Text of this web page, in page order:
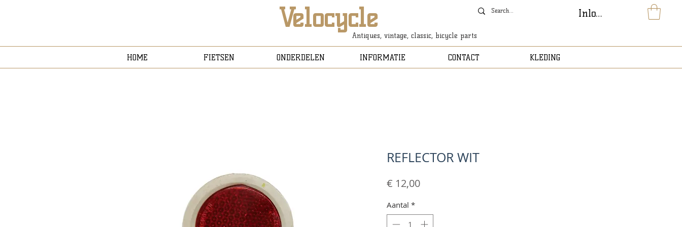
Velocycle
Antiques, vintage, classic, bicycle parts
Inloggen
HOME FIETSEN ONDERDELEN INFORMATIE CONTACT KLEDING
REFLECTOR WIT
€ 12,00Prijs
Aantal *